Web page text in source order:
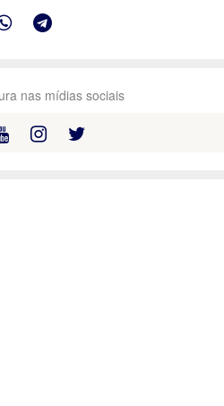
nas mídias sociais